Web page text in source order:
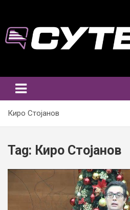
content
Киро Стојанов
Tag: Киро Стојанов